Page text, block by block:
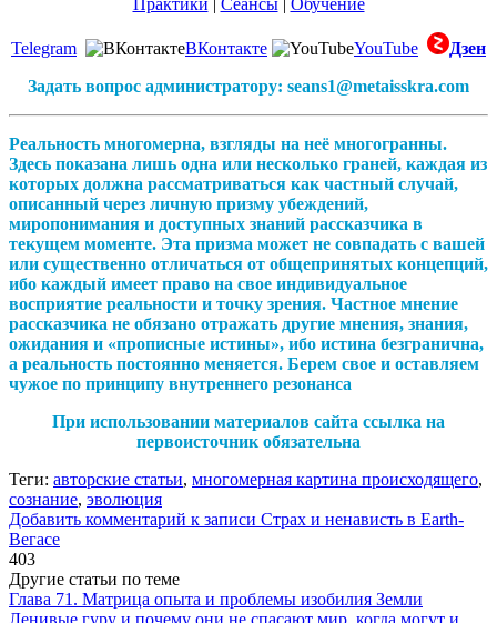
Практики | Сеансы| Обучение
Telegram ВКонтакте YouTube
Дзен
Задать вопрос администратору: seans1@metaisskra.com
Реальность многомерна, взгляды на неё многогранны.
Здесь показана лишь одна или несколько граней, каждая из
которых должна рассматриваться как частный случай,
описанный через личную призму убеждений,
миропонимания и доступных знаний рассказчика в
текущем моменте. Эта призма может не совпадать с вашей
или существенно отличаться от общепринятых концепций,
ибо каждый имеет право на свое индивидуальное
восприятие реальности и точку зрения. Частное мнение
рассказчика не обязано отражать другие мнения, знания,
ожидания и «прописные истины», ибо истина безгранична,
а реальность постоянно меняется. Берем свое и оставляем
чужое по принципу внутреннего резонанса
При использовании материалов сайта ссылка на
первоисточник обязательна
Теги: авторские статьи, многомерная картина происходящего,
сознание, эволюция
Добавить комментарий к записи Страх и ненависть в Earth-
Вегасе
403
Другие статьи по теме
Глава 71. Матрица опыта и проблемы изобилия Земли